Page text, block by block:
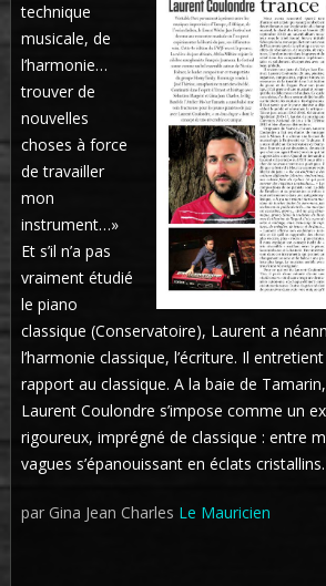
technique
musicale, de
l’harmonie…
trouver de
nouvelles
choses à force
de travailler
mon
instrument…»
Et s’il n’a pas
vraiment étudié
le piano
classique (Conservatoire), Laurent a
l’harmonie classique, l’écriture. Il
rapport au classique. A la baie de
Laurent Coulondre s’impose comme un
rigoureux, imprégné de classique : entre
vagues s’épanouissant en éclats cristallins.
par Gina Jean Charles Le Mauricien